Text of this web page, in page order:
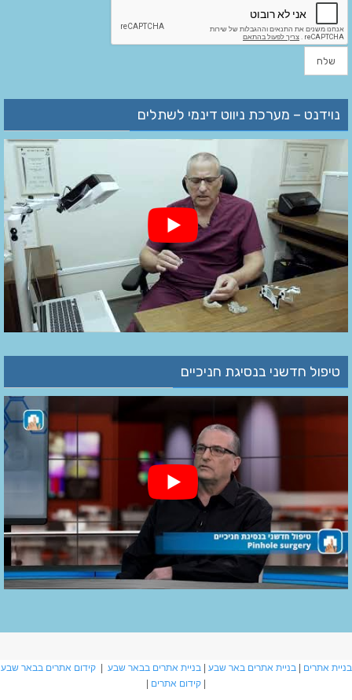
נוידנט – מערכת ניווט דינמי לשתלים
טיפול חדשני בנסיגת חניכיים
בניית אתרים |בניית אתרים באר שבע |בניית אתרים בבאר שבע |קידום אתרים בבאר שבע
קידום אתרים